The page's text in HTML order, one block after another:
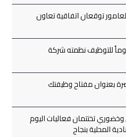
توقعان اتفاقية تعاون
للتوظيف نظمته شركة
بعنوان مفتاح وظيفتك
وخضوري تختتمان فعاليات اليوم
المحلية بنجاح